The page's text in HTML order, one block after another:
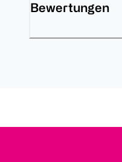
Bewertungen